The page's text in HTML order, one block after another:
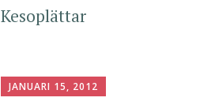
Kesoplättar
JANUARI 15, 2012